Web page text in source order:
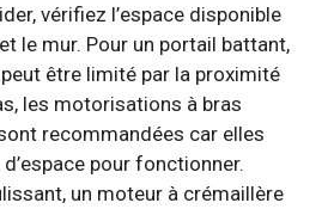
vérifiez l’espace disponible
le mur. Pour un portail battant,
peut être limité par la proximité
les motorisations à bras
recommandées car elles
pour fonctionner.
un moteur à crémaillère